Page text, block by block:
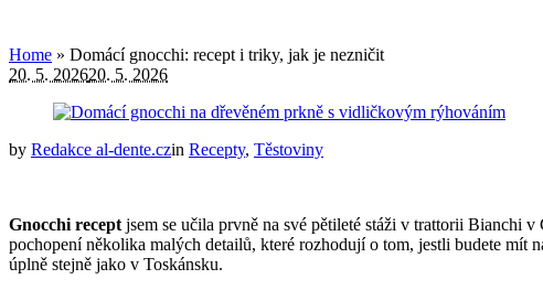
Home » Domácí gnocchi: recept i triky, jak je nezničit
20. 5. 202620. 5. 2026
by Redakce al-dente.czin Recepty, Těstoviny
Gnocchi recept jsem se učila prvně na své pětileté stáži v trattorii Bianchi
pochopení několika malých detailů, které rozhodují o tom, jestli budete
úplně stejně jako v Toskánsku.